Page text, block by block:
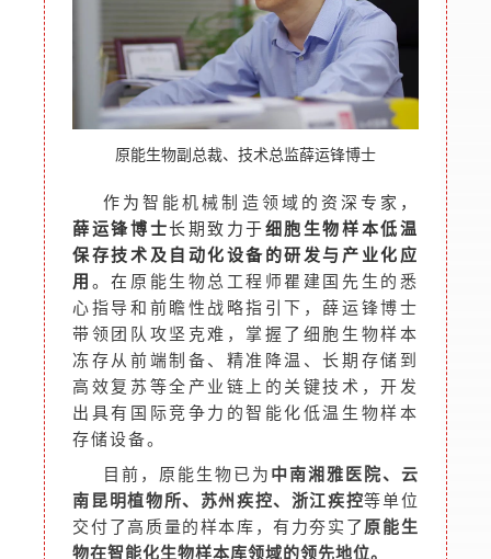
原能生物副总裁、技术总监薛运锋博士
作为智能机械制造领域 的资深专家，
薛运锋博士长期致力于细胞生物样本低温
保存技术及自动化设备的研发与产业化应
用。在 原能生物总工程师瞿建国先生的悉
心指导和前瞻性战略指引下，薛运锋博士
带领团队 攻坚克难，掌握了细胞生物样本
冻存从前端制备、精准降温、长期存储到
高效复苏等全产业链上的关键技术，开发
出具有国际竞争力的智能化低温生物样本
存储设备。
目前，原能生物已为 中南湘雅医院、云
南昆明植物所、苏州疾控、浙江疾控等单位
交付了高质量的样本库，有力夯实了 原能生
物在智能化生物样本库领域的领先地位。